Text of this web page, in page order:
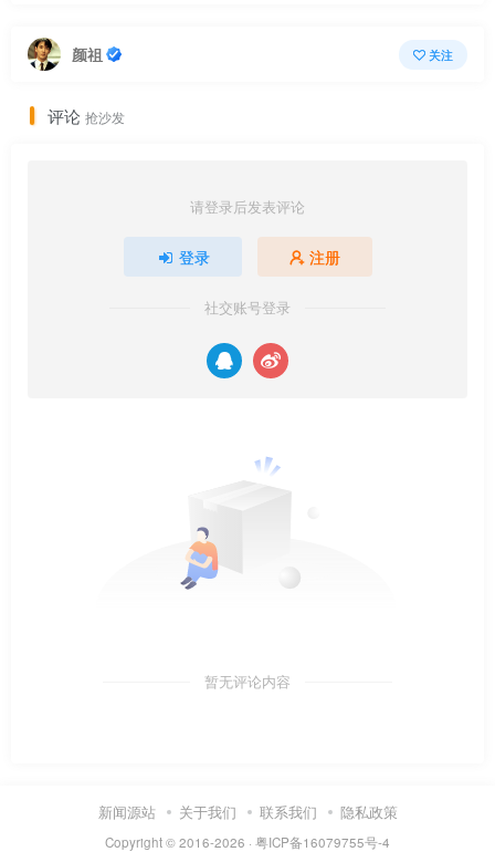
颜祖 关注
评论 抢沙发
请登录后发表评论
登录 注册
社交账号登录
暂无评论内容
新闻源站 关于我们 联系我们 隐私政策
Copyright © 2016-2026 · 粤ICP备16079755号-4